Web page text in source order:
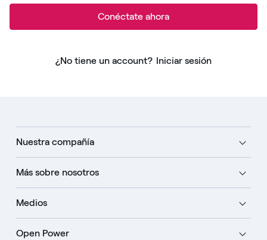
Conéctate ahora
¿No tiene un account? Iniciar sesión
Nuestra compañía
Más sobre nosotros
Medios
Open Power